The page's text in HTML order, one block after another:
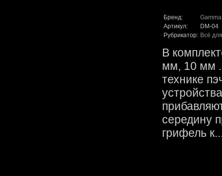
Бренд:
Gamma
Артикул:
DM-04
Рубрикатор: Всё
В
мм, 10 мм .
технике
середину
грифель